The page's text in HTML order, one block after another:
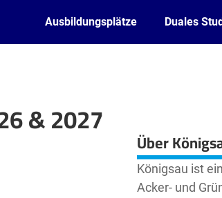
Ausbildungsplätze Duales
& 2027
| ©OpenStreetMap2 contributors Über
Königsau ist
Acker- und